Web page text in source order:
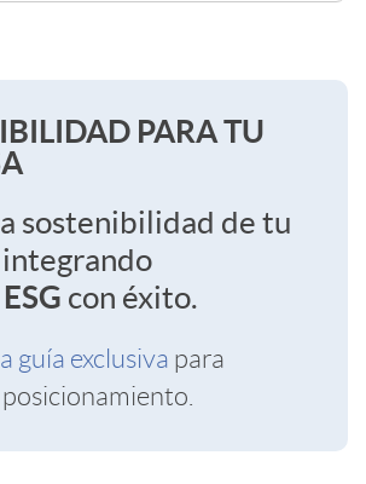
PARA TU
sostenibilidad de tu
con éxito.
guía exclusiva para